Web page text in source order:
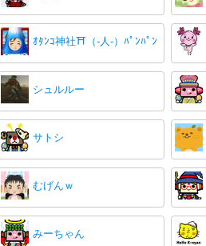
ｵﾀﾝｺ神社⛩（-人-）ﾊﾟﾝﾊﾟﾝ
シュルルー
サトシ
むげんｗ
みーちゃん